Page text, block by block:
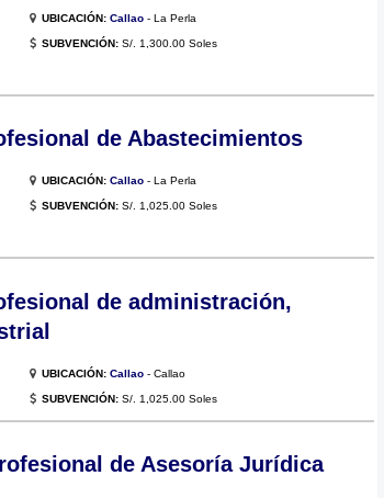
UBICACIÓN: Callao - La Perla
SUBVENCIÓN: S/. 1,300.00 Soles
de Abastecimientos
UBICACIÓN: Callao - La Perla
SUBVENCIÓN: S/. 1,025.00 Soles
de administración,
UBICACIÓN: Callao - Callao
SUBVENCIÓN: S/. 1,025.00 Soles
de Asesoría Jurídica